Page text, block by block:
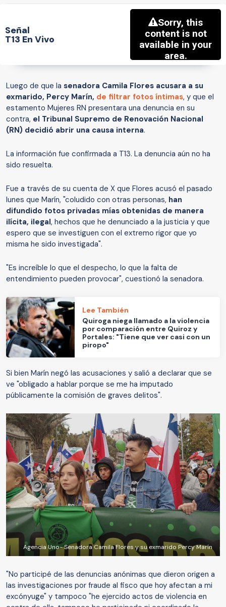
Señal
T13 En Vivo
Luego de que la senadora Camila Flores acusara a su
exmarido, Percy Marín, de filtrar fotos íntimas, y que el
estamento Mujeres RN presentara una denuncia en su
contra, el Tribunal Supremo de Renovación Nacional
(RN) decidió abrir una causa interna.
La información fue confirmada a T13. La denuncia aún no ha
sido resuelta.
Fue a través de su cuenta de X que Flores acusó el pasado
lunes que Marín, "coludido con otras personas, han
difundido fotos privadas mías obtenidas de manera
ilícita, ilegal, hechos que he denunciado a la justicia y que
espero que se investiguen con el extremo rigor que yo
misma he sido investigada".
"Es increíble lo que el despecho, lo que la falta de
entendimiento pueden provocar", cuestionó la senadora.
Lee También
Quiroga niega llamado a la violencia
por comparación entre Quiroz y
Portales: "Tiene que ver casi con un
piropo"
Si bien Marín negó las acusaciones y salió a declarar que se
ve "obligado a hablar porque se me ha imputado
públicamente la comisión de graves delitos".
Agencia Uno- Senadora Camila Flores y su exmarido Percy Marín
"No participé de las denuncias anónimas que dieron origen a
las investigaciones por fraude al fisco que hoy afectan a mi
excónyuge" y tampoco "he ejercido actos de violencia en